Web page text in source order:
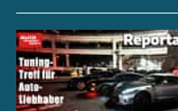
Paket ab. Im rot-
Momo-Lenkrad und
die R